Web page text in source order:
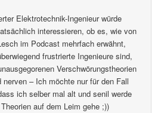
Elektrotechnik-Ingenieur würde
interessieren, ob es, wie von
im Podcast mehrfach erwähnt,
frustrierte Ingenieure sind,
Verschwörungstheorien
nerven – Ich möchte nur für den Fall
ich selber mal alt und senil werde
auf dem Leim gehe ;))